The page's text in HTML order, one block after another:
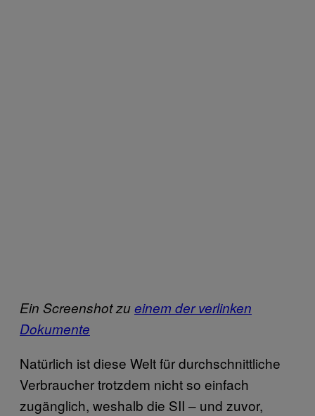
Ein Screenshot zueinem der verlinken
Dokumente
Natürlich ist diese Welt für durchschnittliche
Verbraucher trotzdem nicht so einfach
zugänglich, weshalb die SII – und zuvor,